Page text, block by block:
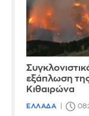
εξάπλωση
Κιθαιρώνα
ΕΛΛΑΔΑ